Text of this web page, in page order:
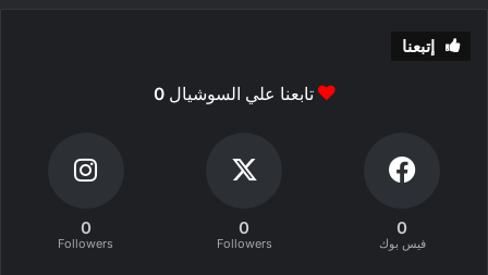
إتبعنا
تابعنا علي السوشيال0
0
فيس بوك
0
Followers
0
Followers